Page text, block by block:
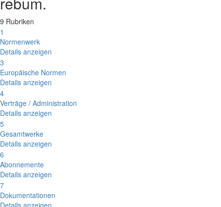
9 Rubriken
1
Normenwerk
Details anzeigen
3
Europäische Normen
Details anzeigen
4
Verträge / Administration
Details anzeigen
5
Gesamtwerke
Details anzeigen
6
Abonnemente
Details anzeigen
7
Dokumentationen
Details anzeigen